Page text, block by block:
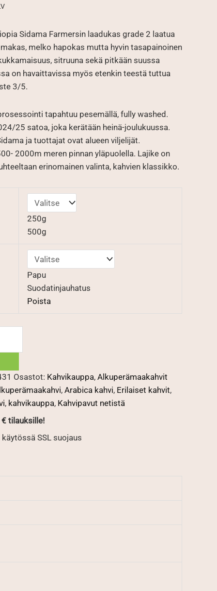
€
Sidama Farmersin laadukas grade 2 laatua
melko hapokas mutta hyvin tasapainoinen
sitruuna sekä pitkään suussa
on havaittavissa myös etenkin teestä tuttua
3/5.
tapahtuu pesemällä, fully washed.
25 satoa, joka kerätään heinä-joulukuussa.
ja tuottajat ovat alueen viljelijät.
2000m meren pinnan yläpuolella. Lajike on
erinomainen valinta, kahvien klassikko.
250g
500g
Papu
Suodatinjauhatus
Poista
Osastot: Kahvikauppa, Alkuperämaakahvit
, Arabica kahvi, Erilaiset kahvit,
, kahvikauppa, Kahvipavut netistä
tilauksille!
SSL suojaus